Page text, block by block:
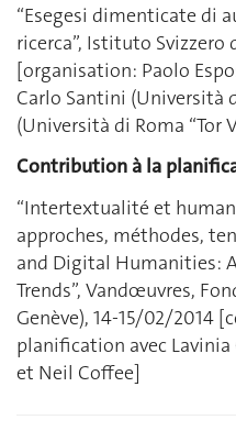
“Esegesi dimenticate di
ricerca”, Istituto
[organisation: Paolo
Carlo Santini (Università
(Università di Roma “Tor
Contribution à la
“Intertextualité et
approches, méthodes,
and Digital Humanities:
Trends”, Vandœuvres,
Genève), 14‑15/02/2014
planification avec
et Neil Coffee]